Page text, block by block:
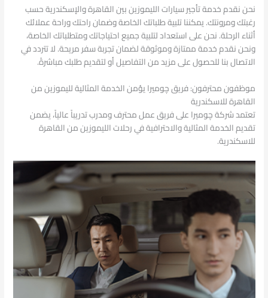
نحن نقدم خدمة تأجير سيارات الليموزين بين القاهرة والإسكندرية حسب
رغبتك ومرونتك. يمكننا تلبية طلباتك الخاصة وضمان راحتك وراحة عملائك
أثناء الرحلة. نحن على استعداد لتلبية جميع احتياجاتك ومتطلباتك الخاصة،
ونحن نقدم خدمة ممتازة وموثوقة لضمان تجربة سفر مريحة. لا تتردد في
الاتصال بنا للحصول على مزيد من التفاصيل أو لتقديم طلبك مباشرةً.
موظفون محترفون: فريق چوميرا يؤمن الخدمة المثالية لليموزين من
القاهرة للاسكندرية
تعتمد شركة چوميرا على فريق عمل محترف ومدرب تدريباً عالياً، يضمن
تقديم الخدمة المثالية والاحترافية في رحلات الليموزين من القاهرة
للاسكندرية.